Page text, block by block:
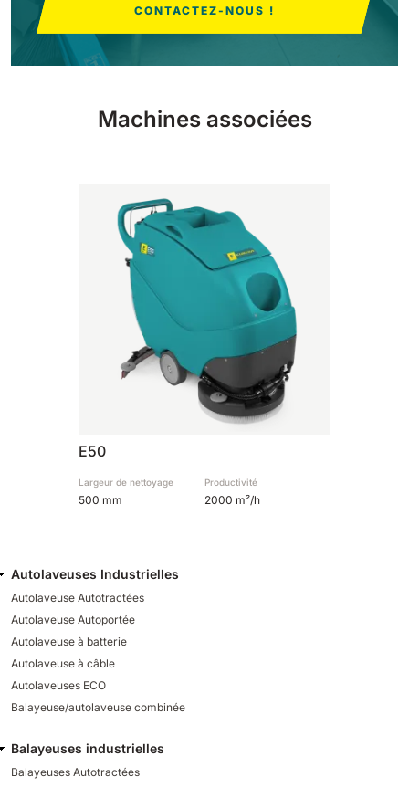
E85
E110-D
1100 mm 8800 m²/h
E110-R
1100 mm 8800 m²/h
CONTACTEZ-NOUS !
Machines associées
E50
Largeur de nettoyage
500 mm
Productivité
2000 m²/h
Autolaveuses Industrielles
Autolaveuse Autotractées
Autolaveuse Autoportée
Autolaveuse à batterie
Autolaveuse à câble
Autolaveuses ECO
Balayeuse/autolaveuse combinée
Balayeuses industrielles
Balayeuses Autotractées